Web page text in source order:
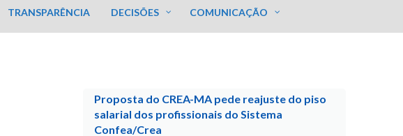
TRANSPARÊNCIA DECISÕES COMUNICAÇÃO
Proposta do CREA-MA pede reajuste do piso
salarial dos profissionais do Sistema
Confea/Crea